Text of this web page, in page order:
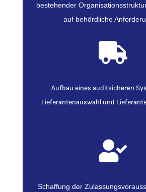
bestehender
auf behördliche

Aufbau eines auditsicheren
Lieferantenauswahl und

Schaffung der